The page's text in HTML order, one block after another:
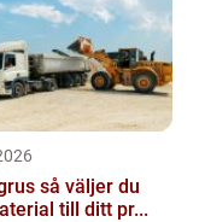
du
till ditt pr...